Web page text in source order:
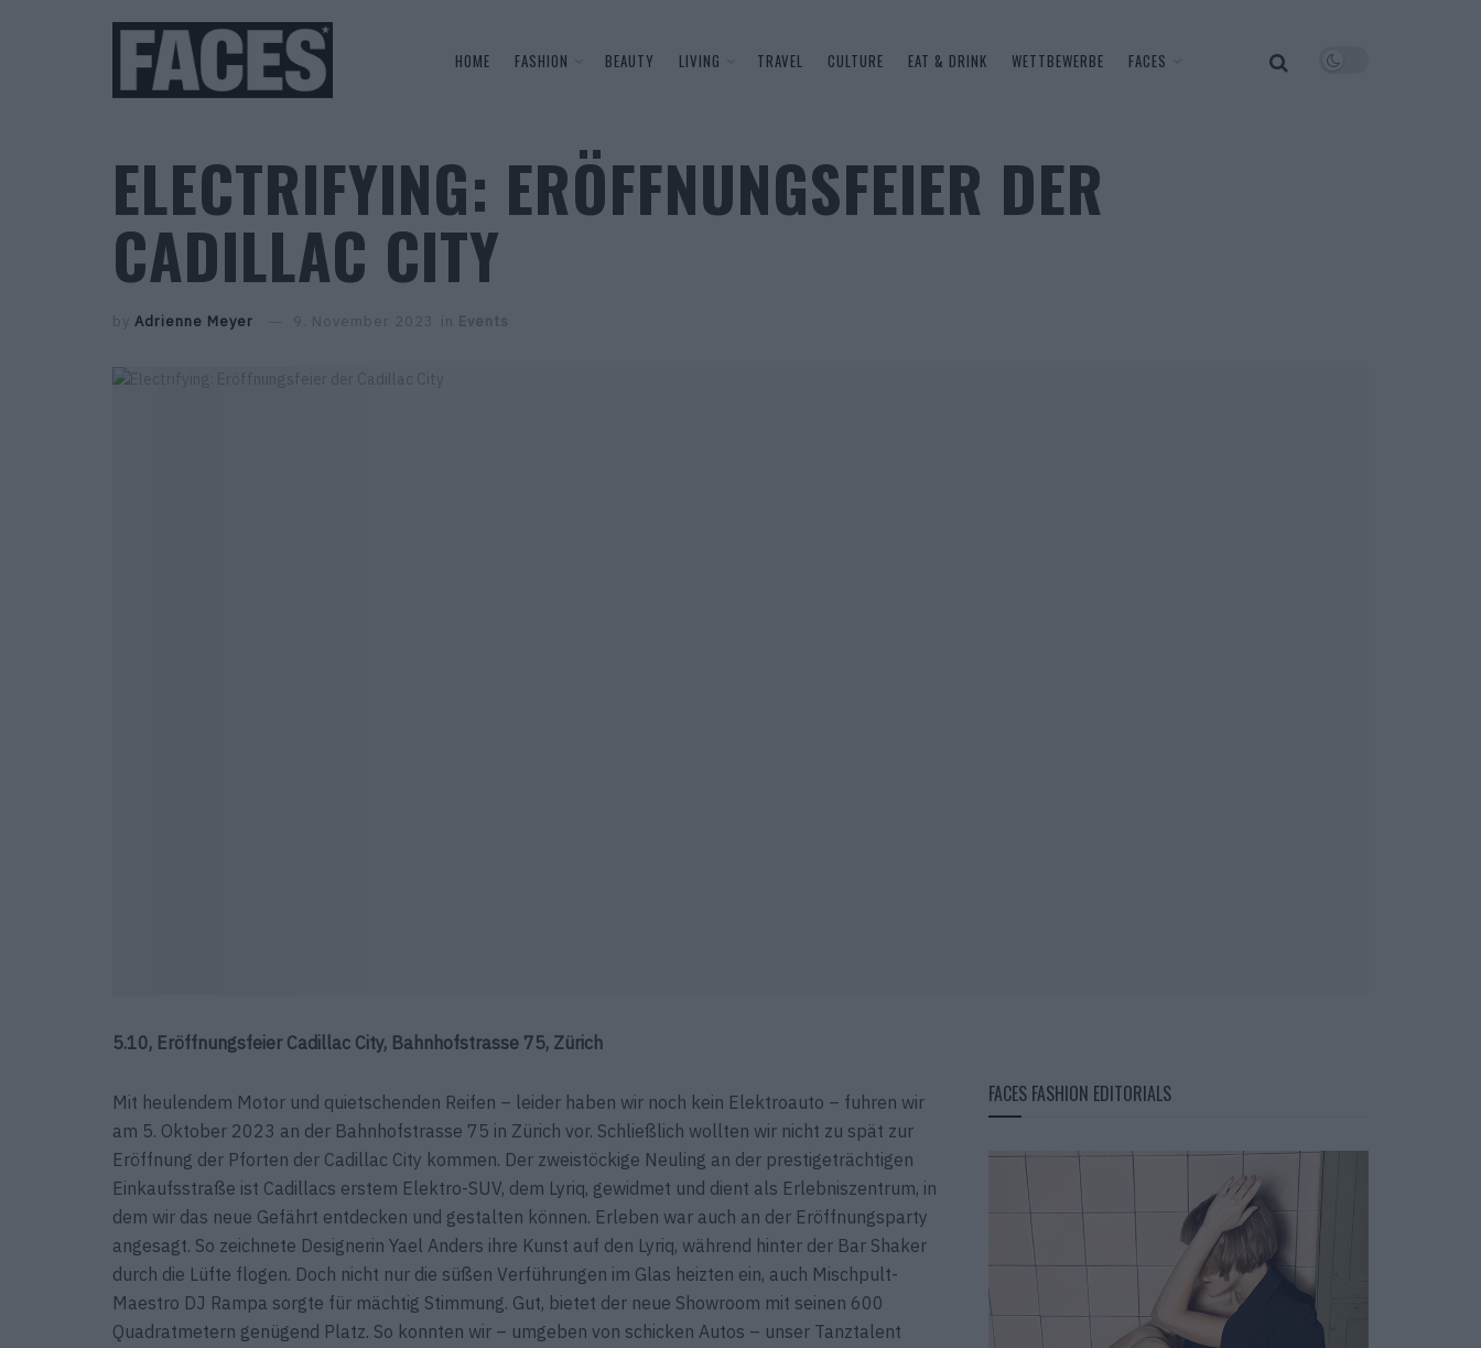
HOME FASHION BEAUTY LIVING TRAVEL CULTURE EAT & DRINK WETTBEWERBE FACES
ELECTRIFYING: ERÖFFNUNGSFEIER DER
CADILLAC CITY
by Adrienne Meyer 9. November 2023 in Events
5.10, Eröffnungsfeier Cadillac City, Bahnhofstrasse 75, Zürich
Mit heulendem Motor und quietschenden Reifen – leider haben wir noch kein Elektroauto – fuhren wir
am 5. Oktober 2023 an der Bahnhof­strasse 75 in Zürich vor. Schließlich wollten wir nicht zu spät zur
Eröffnung der Pforten der Cadillac City kommen. Der zwei­stöckige Neuling an der prestigeträchtigen
Einkaufsstraße ist Cadillacs erstem Elektro-SUV, dem Lyriq, gewidmet und dient als Erlebnis­zentrum, in
dem wir das neue Gefährt entdecken und gestalten können. Erleben war auch an der Eröffnungsparty
angesagt. So zeichnete Designerin Yael Anders ihre Kunst auf den Lyriq, während hinter der Bar Shaker
durch die Lüfte flogen. Doch nicht nur die süßen Verführungen im Glas heizten ein, auch Mischpult-
Maestro DJ Rampa sorgte für mächtig Stimmung. Gut, bietet der neue Showroom mit seinen 600
Quadratmetern genügend Platz. So konnten wir – umgeben von schicken Autos – unser Tanztalent
FACES FASHION EDITORIALS